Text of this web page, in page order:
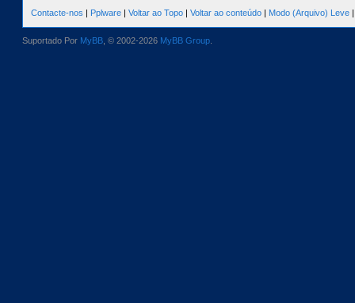
Contacte-nos | Pplware | Voltar ao Topo | Voltar ao conteúdo | Modo (Arquivo) Leve
Suportado Por MyBB , © 2002-2026 MyBB Group